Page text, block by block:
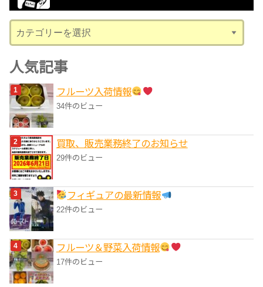
ブ
テ
ゴ
リ
ー
人気記事
フルーツ入荷情報
34件のビュー
買取、販売業務終了のお知らせ
29件のビュー
フィギュアの最新情報
22件のビュー
フルーツ＆野菜入荷情報
17件のビュー